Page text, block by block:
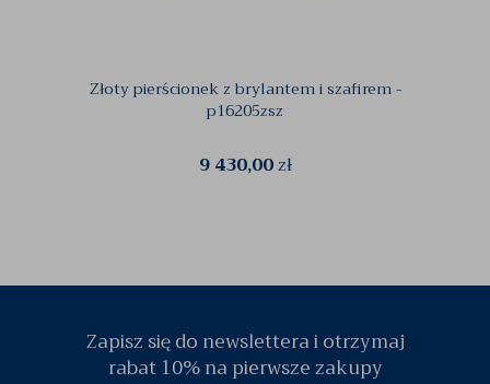
Złoty pierścionek z brylantem i szafirem -
p16205zsz
9 430,00zł
Zapisz się do newslettera i otrzymaj
rabat 10% na pierwsze zakupy